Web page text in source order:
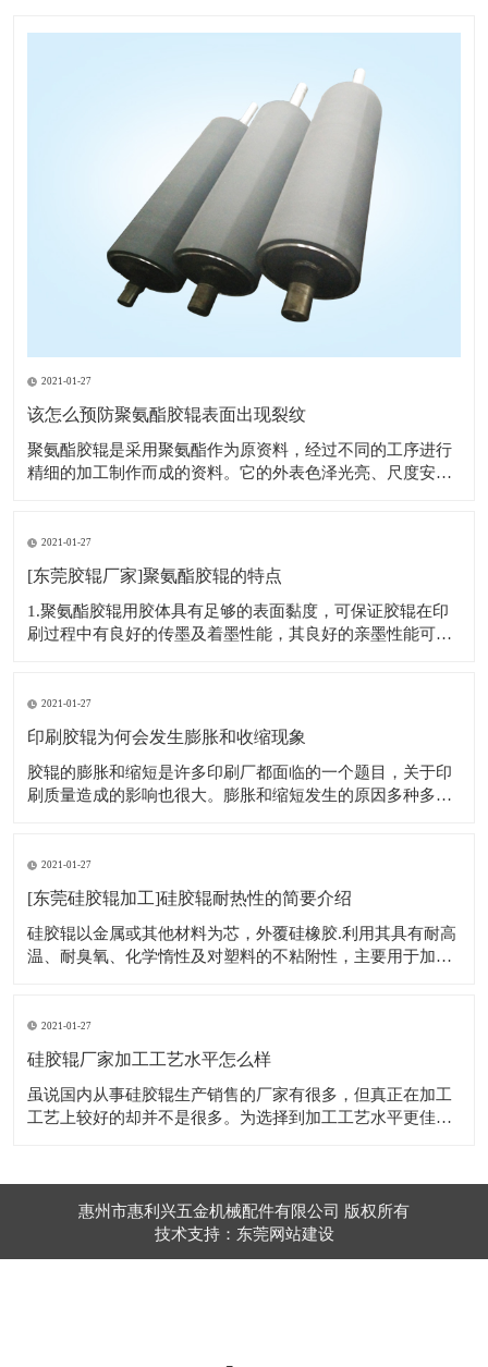
2021-01-27
该怎么预防聚氨酯胶辊表面出现裂纹
聚氨酯胶辊是采用聚氨酯作为原资料，经过不同的工序进行
精细的加工制作而成的资料。它的外表色泽光亮、尺度安
处，可用于汽油、火油、润滑油等的溶解剂；也可硬在纺
织、印染、钢铁、造纸等行业，用处非常广泛。它
2021-01-27
[东莞胶辊厂家]聚氨酯胶辊的特点
1.聚氨酯胶辊用胶体具有足够的表面黏度，可保证胶辊在印
刷过程中有良好的传墨及着墨性能，其良好的亲墨性能可保
温度和湿度条件下，不会有很大的变化。能够适应南方印刷
车间的高温高湿环境和北方严寒干
2021-01-27
印刷胶辊为何会发生膨胀和收缩现象
胶辊的膨胀和缩短是许多印刷厂都面临的一个题目，关于印
刷质量造成的影响也很大。膨胀和缩短发生的原因多种多
反应。一方面：油墨中的物质会溶入胶质中。另一方面：胶
质中的成分开释出到前言中。总的来说，
2021-01-27
[东莞硅胶辊加工]硅胶辊耐热性的简要介绍
硅胶辊以金属或其他材料为芯，外覆硅橡胶.利用其具有耐高
温、耐臭氧、化学惰性及对塑料的不粘附性，主要用于加工
选择性，对不同的气体的透气性不同。 2、卓越的耐高低温
性能，工作温度范围－100至35
2021-01-27
硅胶辊厂家加工工艺水平怎么样
虽说国内从事硅胶辊生产销售的厂家有很多，但真正在加工
工艺上较好的却并不是很多。为选择到加工工艺水平更佳的
辊厂家，才能保证硅胶辊在耐磨、耐高温及抗静电方面的性
能。选择更为优质的厂家，它在为客户
惠州市惠利兴五金机械配件有限公司 版权所有
技术支持：东莞网站建设